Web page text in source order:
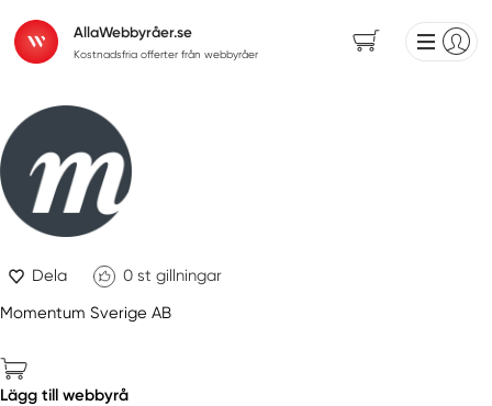
AllaWebbyråer.se
Kostnadsfria offerter från webbyråer
Dela 0 st gillningar
Momentum Sverige AB
Lägg till webbyrå